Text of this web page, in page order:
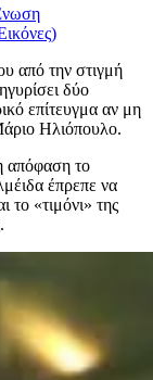
από την στιγμή
δύο
επίτευγμα αν μη
Ηλιόπουλο.
απόφαση το
έπρεπε να
το «τιμόνι» της